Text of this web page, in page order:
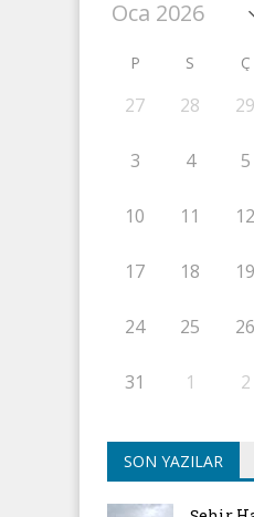
P S Ç
27 28 29
3 4 5
10 11 12
17 18 19
24 25 26
31 1 2
SON YAZILAR